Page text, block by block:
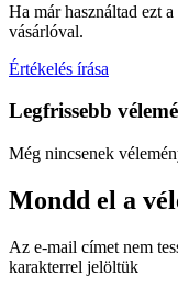
Ha már használtad ezt
vásárlóval.
Értékelés írása
Legfrissebb
Még nincsenek
Mondd el a
Az e-mail címet nem
karakterrel jelöltük